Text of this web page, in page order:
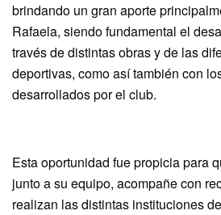
brindando un gran aporte
Rafaela, siendo fundamental el
través de distintas obras y de las
deportivas, como así también con
desarrollados por el club.
Esta oportunidad fue propicia para
junto a su equipo, acompañe con
realizan las distintas instituciones